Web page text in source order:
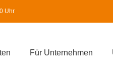
Uhr
Für Unternehmen